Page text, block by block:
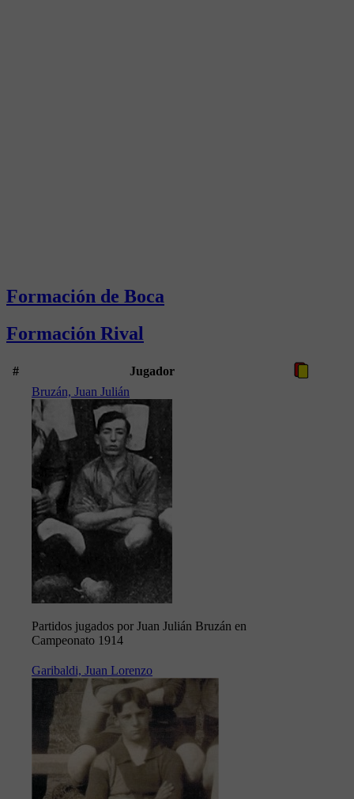
Formación de Boca
Formación Rival
#
Jugador
Bruzán, Juan Julián
Partidos jugados por Juan Julián Bruzán en
Campeonato 1914
Garibaldi, Juan Lorenzo